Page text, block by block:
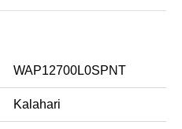
WAP12700L0SPNT
Kalahari